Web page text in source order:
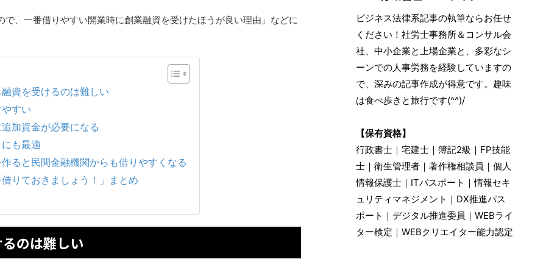
、一番借りやすい開業時に創業融資を受けたほうが良い理由」などに
資を受けるのは難しい
すい
加資金が必要になる
も最適
ると民間金融機関からも借りやすくなる
りておきましょう！」まとめ
のは難しい
ビジネス法律系記事の執筆ならお任せ
ください！社労士事務所＆コンサル会
社、中小企業と上場企業と、多彩なシ
ーンでの人事労務を経験していますの
で、深みの記事作成が得意です。趣味
は食べ歩きと旅行です(^^)/
【保有資格】
行政書士｜宅建士｜簿記2級｜FP技能
士｜衛生管理者｜著作権相談員｜個人
情報保護士｜ITパスポート｜情報セキ
ュリティマネジメント｜DX推進パス
ポート｜デジタル推進委員｜WEBライ
ター検定｜WEBクリエイター能力認定